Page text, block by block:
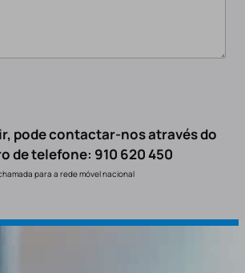
pode contactar-nos através do
de telefone: 910 620 450
para a rede móvel nacional